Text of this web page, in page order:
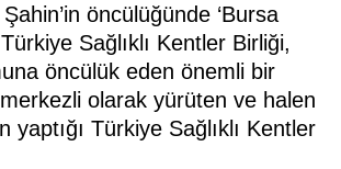
öncülüğünde ‘Bursa
Sağlıklı Kentler Birliği,
öncülük eden önemli bir
olarak yürüten ve halen
yaptığı Türkiye Sağlıklı Kentler